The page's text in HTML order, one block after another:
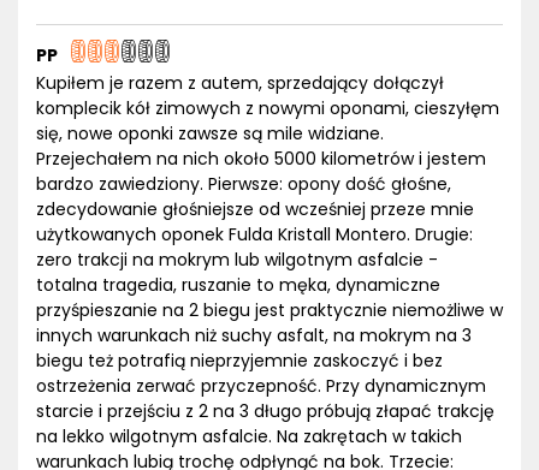
PP
Kupiłem je razem z autem, sprzedający dołączył
komplecik kół zimowych z nowymi oponami, cieszyłęm
się, nowe oponki zawsze są mile widziane.
Przejechałem na nich około 5000 kilometrów i jestem
bardzo zawiedziony. Pierwsze: opony dość głośne,
zdecydowanie głośniejsze od wcześniej przeze mnie
użytkowanych oponek Fulda Kristall Montero. Drugie:
zero trakcji na mokrym lub wilgotnym asfalcie -
totalna tragedia, ruszanie to męka, dynamiczne
przyśpieszanie na 2 biegu jest praktycznie niemożliwe w
innych warunkach niż suchy asfalt, na mokrym na 3
biegu też potrafią nieprzyjemnie zaskoczyć i bez
ostrzeżenia zerwać przyczepność. Przy dynamicznym
starcie i przejściu z 2 na 3 długo próbują złapać trakcję
na lekko wilgotnym asfalcie. Na zakrętach w takich
warunkach lubią trochę odpłynąć na bok. Trzecie: